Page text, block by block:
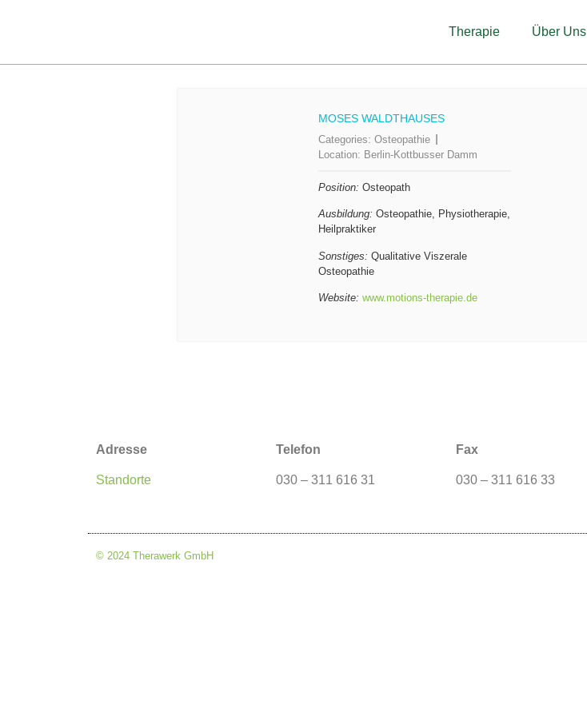
Therapie Über Uns
MOSES WALDTHAUSES
Categories:Osteopathie
Location: Berlin-Kottbusser Damm
Position: Osteopath
Ausbildung: Osteopathie, Physiotherapie,
Heilpraktiker
Sonstiges: Qualitative Viszerale
Osteopathie
Website: www.motions-therapie.de
Adresse
Standorte
Telefon
030 – 311 616 31
Fax
030 – 311 616 33
© 2024 Therawerk GmbH